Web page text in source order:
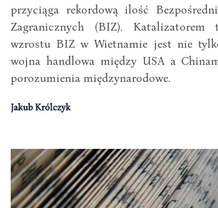
przyciąga rekordową ilość
Zagranicznych (BIZ). Katalizatorem
wzrostu BIZ w Wietnamie jest nie
wojna handlowa między USA a
porozumienia międzynarodowe.
Jakub Królczyk